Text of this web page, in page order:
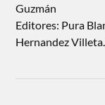
Guzmán
Editores: Pura
Hernandez Villeta.